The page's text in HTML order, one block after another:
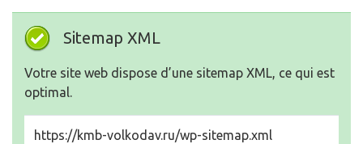
Sitemap XML
Votre site web dispose d’une sitemap XML, ce qui est
optimal.
https://kmb-volkodav.ru/wp-sitemap.xml